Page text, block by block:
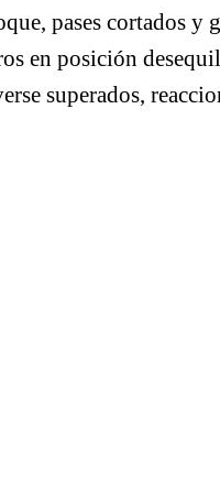
pases cortados y
en posición
superados,